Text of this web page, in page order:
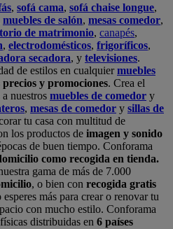
, sofá cama, sofá chaise longue,
muebles de salón, mesas comedor,
de matrimonio, canapés,
, electrodomésticos, frigoríficos,
secadora, y televisiones.
de estilos en cualquiermuebles
precios y promociones. Crea el
nuestros muebles de comedor y
, mesas de comedor y sillas de
tu casa con multitud de
los productos de imagen y sonido
de buen tiempo. Conforama
como recogida en tienda.
gama de más de 7.000
, o bien con recogida gratis
esperes más para crear o renovar tu
con mucho estilo. Conforama
físicas distribuidas en 6 países